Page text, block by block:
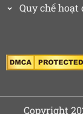
Quy chế hoạt
Copyright